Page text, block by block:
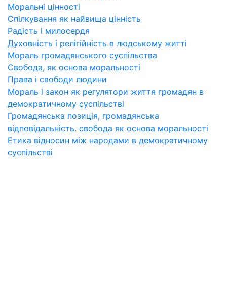
Моральні цінності
Спілкування як найвища цінність
Радість і милосердя
Духовність і релігійність в людському житті
Мораль громадянського суспільства
Cвобода, як основа моральності
Права і свободи людини
Мораль і закон як регулятори життя громадян в
демократичному суспільстві
Громадянська позиція, громадянська
відповідальність. свобода як основа моральності
Етика відносин між народами в демократичному
суспільстві